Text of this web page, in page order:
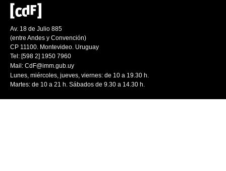
Av. 18 de Julio 885
(entre Andes y Convención)
CP 11100. Montevideo. Uruguay
Tel: [598 2] 1950 7960
Mail: CdF@imm.gub.uy
Lunes, miércoles, jueves, viernes: de 10 a 19.30 h.
Martes: de 10 a 21 h. Sábados de 9.30 a 14.30 h.